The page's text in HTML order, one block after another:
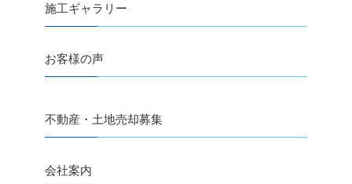
施工ギャラリー
お客様の声
不動産・土地売却募集
会社案内